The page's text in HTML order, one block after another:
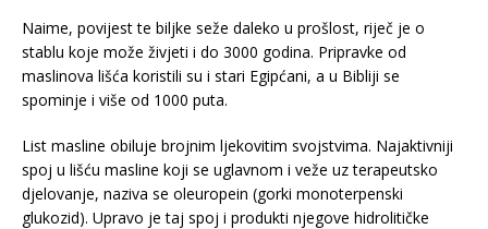
Naime, povijest te biljke seže daleko u prošlost, riječ je o
stablu koje može živjeti i do 3000 godina. Pripravke od
maslinova lišća koristili su i stari Egipćani, a u Bibliji se
spominje i više od 1000 puta.
List masline obiluje brojnim ljekovitim svojstvima. Najaktivniji
spoj u lišću masline koji se uglavnom i veže uz terapeutsko
djelovanje, naziva se oleuropein (gorki monoterpenski
glukozid). Upravo je taj spoj i produkti njegove hidrolitičke